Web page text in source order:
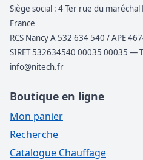
Siège social : 4 Ter rue du maréchal
France
RCS Nancy A 532 634 540 / APE
SIRET 532634540 00035 00035 —
info@nitech.fr
Boutique en ligne
Mon panier
Recherche
Catalogue Chauffage